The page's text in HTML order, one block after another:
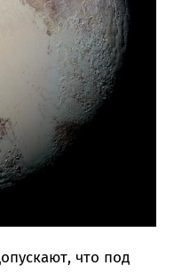
что под